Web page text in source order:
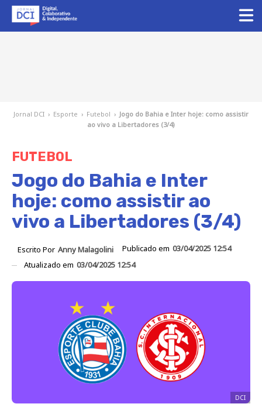
Jornal DCI › Esporte › Futebol › Jogo do Bahia e Inter hoje: como assistir
ao vivo a Libertadores (3/4)
FUTEBOL
Jogo do Bahia e Inter
hoje: como assistir ao
vivo a Libertadores (3/4)
Escrito Por Anny Malagolini Publicado em 03/04/2025 12:54
Atualizado em 03/04/2025 12:54
DCI